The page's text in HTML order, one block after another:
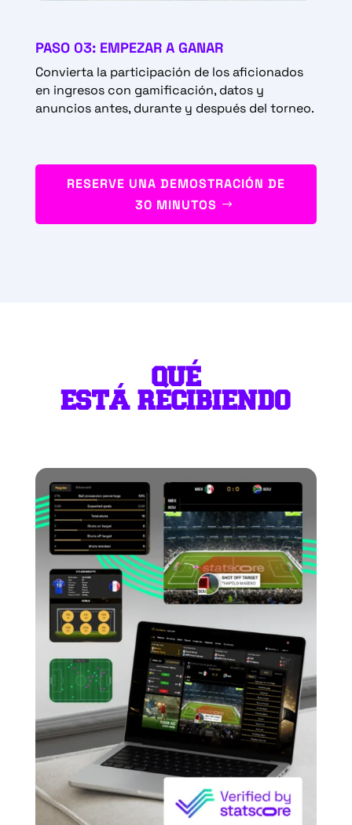
PASO 03: EMPEZAR A GANAR
Convierta la participación de los aficionados
en ingresos con gamificación, datos y
anuncios antes, durante y después del torneo.
RESERVE UNA DEMOSTRACIÓN DE
30 MINUTOS
QUÉ
ESTÁ RECIBIENDO